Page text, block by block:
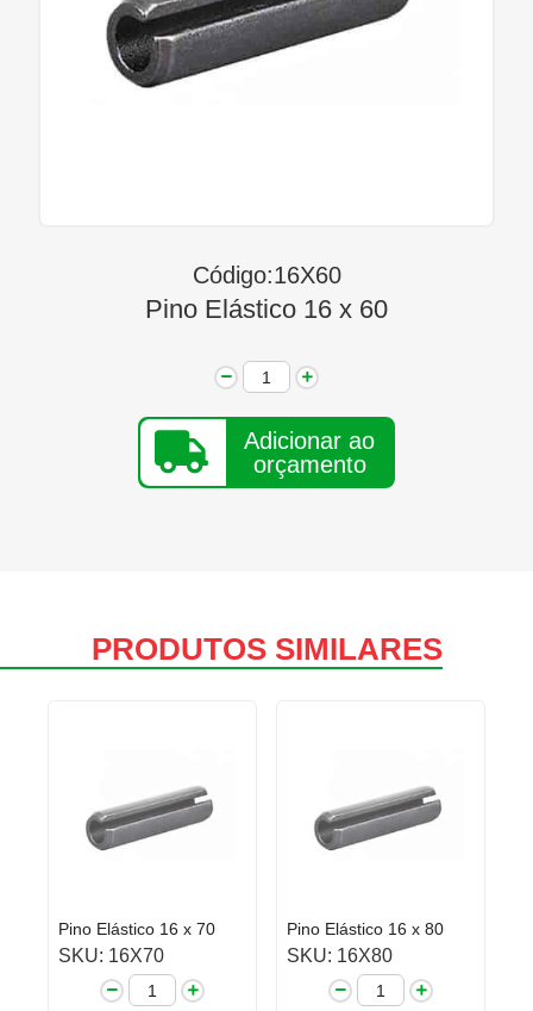
Linha Diesel
Quem Somos
Código:16X60
Pino Elástico 16 x 60
Adicionar ao
orçamento
PRODUTOS SIMILARES
Pino Elástico 16 x 70
SKU: 16X70
Pino Elástico 16 x 80
SKU: 16X80